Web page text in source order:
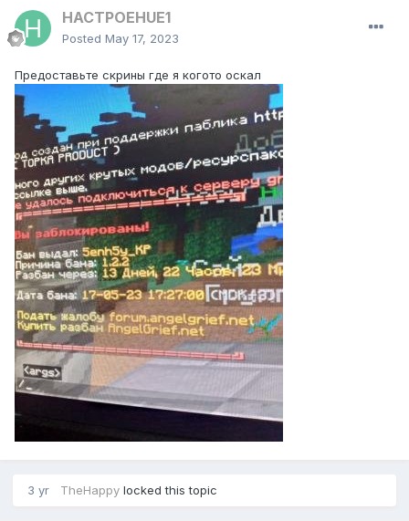
HACTPOEHUE1
Posted May 17, 2023
Предоставьте скрины где я когото оскал
3 yr TheHappy locked this topic